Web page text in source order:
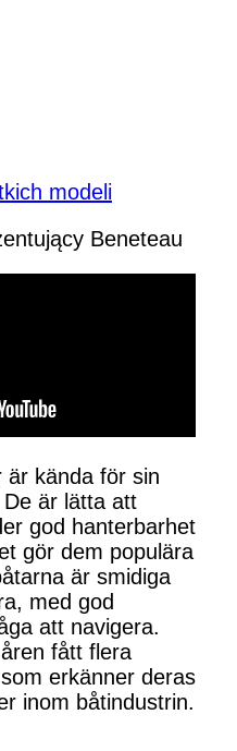
modeli
Beneteau
är kända för sin
är lätta att
god hanterbarhet
gör dem populära
är smidiga
med god
att navigera.
fått flera
erkänner deras
inom båtindustrin.